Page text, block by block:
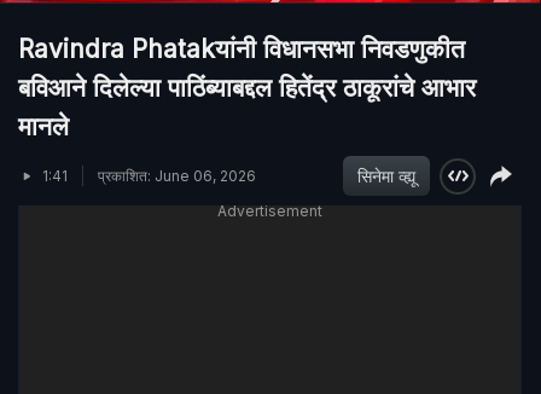
Ravindra Phatakयांनी विधानसभा निवडणुकीत
बविआने दिलेल्या पाठिंब्याबद्दल हितेंद्र ठाकूरांचे आभार
मानले
1:41 प्रकाशित: June 06, 2026 सिनेमा व्ह्यू
Advertisement